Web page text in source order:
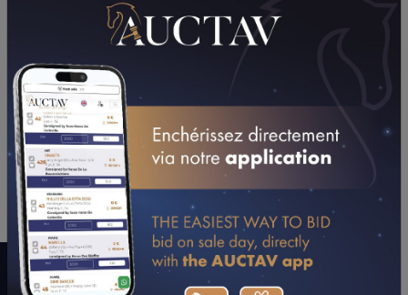
PERFORMANCES
2026 2025 2024
07/05/26 5ÈME
(CHARTRES)
23/04/26 7ÈME
CONSULTER SA FICHE SUR LETROT.COM